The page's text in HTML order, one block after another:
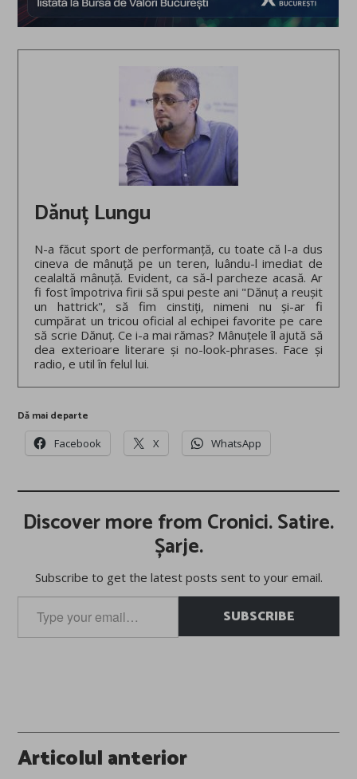
Dănuț Lungu
N-a făcut sport de performanță, cu toate că l-a dus
cineva de mânuță pe un teren, luându-l imediat de
cealaltă mânuță. Evident, ca să-l parcheze acasă. Ar
fi fost împotriva firii să spui peste ani "Dănuț a reușit
un hattrick", să fim cinstiți, nimeni nu și-ar fi
cumpărat un tricou oficial al echipei favorite pe care
să scrie Dănuț. Ce i-a mai rămas? Mânuțele îl ajută să
dea exterioare literare și no-look-phrases. Face și
radio, e util în felul lui.
Dă mai departe
Facebook X WhatsApp
Discover more from Cronici. Satire.
Șarje.
Subscribe to get the latest posts sent to your email.
your
email…
SUBSCRIBE
Post
Articolul anterior